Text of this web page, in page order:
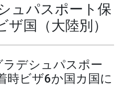
ュパスポート保
国（大陸別）
ラデシュパスポー
時ビザ6か国カ国に